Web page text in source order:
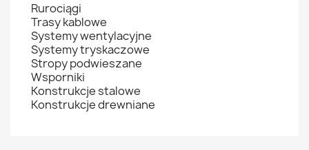
Rurociągi
Trasy kablowe
Systemy wentylacyjne
Systemy tryskaczowe
Stropy podwieszane
Wsporniki
Konstrukcje stalowe
Konstrukcje drewniane